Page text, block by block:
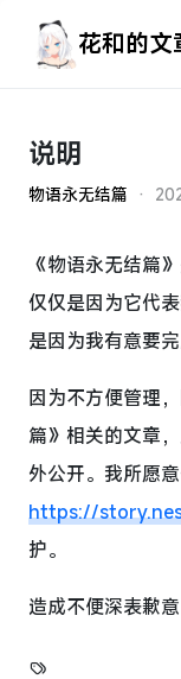
花和的文
说明
物语永无结篇 ·
《物语永无结篇
仅仅是因为它代
是因为我有意要
因为不方便管理
篇》相关的文章
外公开。我所愿
https://
护。
造成不便深表歉意